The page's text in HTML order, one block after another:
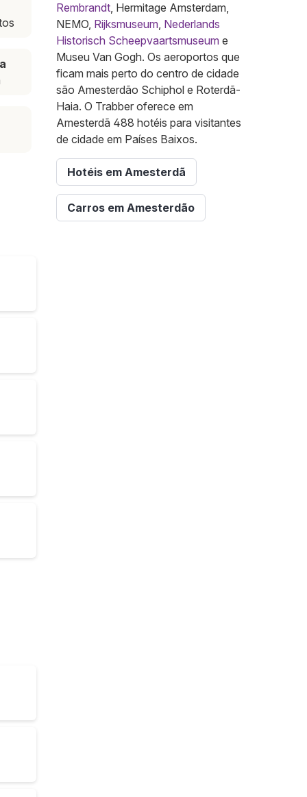
Rembrandt, Hermitage Amsterdam,
NEMO, Rijksmuseum, Nederlands
Historisch Scheepvaartsmuseum e
Museu Van Gogh. Os aeroportos que
ficam mais perto do centro de cidade
são Amesterdão Schiphol e Roterdã-
Haia. O Trabber oferece em
Amesterdã 488 hotéis para visitantes
de cidade em Países Baixos.
Hotéis em Amesterdã
Carros em Amesterdão